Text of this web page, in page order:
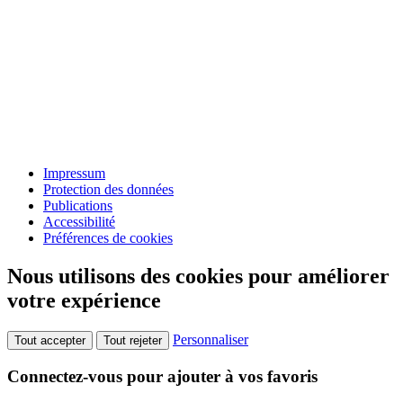
Impressum
Protection des données
Publications
Accessibilité
Préférences de cookies
Nous utilisons des cookies pour améliorer
votre expérience
Tout accepter Tout rejeter Personnaliser
Connectez-vous pour ajouter à vos favoris